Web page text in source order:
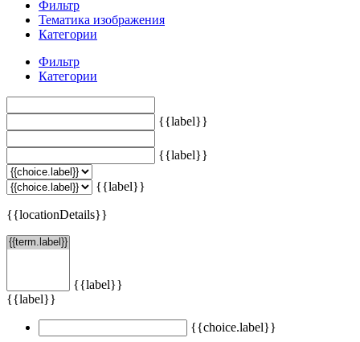
Фильтр
Тематика изображения
Категории
Фильтр
Категории
{{label}}
{{label}}
{{label}}
{{locationDetails}}
{{label}}
{{label}}
{{choice.label}}